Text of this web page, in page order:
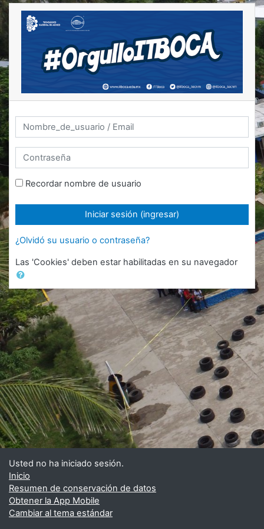
Saltar al contenido principal
Nombre_de_usuario / Email
Contraseña
Recordar nombre de usuario
Iniciar sesión (ingresar)
¿Olvidó su usuario o contraseña?
Las 'Cookies' deben estar habilitadas en su navegador
Usted no ha iniciado sesión.
Inicio
Resumen de conservación de datos
Obtener la App Mobile
Cambiar al tema estándar